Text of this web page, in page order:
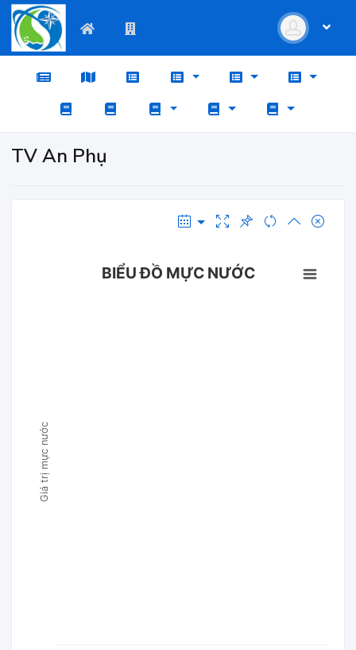
TV An Phụ
Giá trị mực nước
BIỂU ĐỒ MỰC NƯỚC